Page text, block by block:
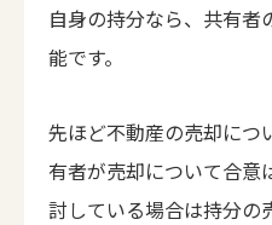
自身の持分なら、共有者
能です。
先ほど不動産の売却につ
有者が売却について合意
討している場合は持分の